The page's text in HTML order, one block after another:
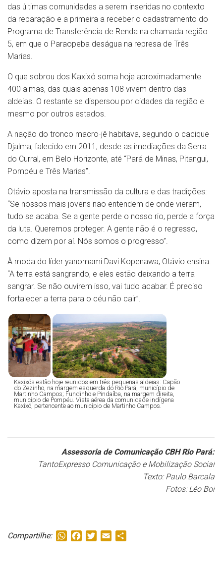
das últimas comunidades a serem inseridas no contexto
da reparação e a primeira a receber o cadastramento do
Programa de Transferência de Renda na chamada região
5, em que o Paraopeba deságua na represa de Três
Marias.
O que sobrou dos Kaxixó soma hoje aproximadamente
400 almas, das quais apenas 108 vivem dentro das
aldeias. O restante se dispersou por cidades da região e
mesmo por outros estados.
A nação do tronco macro-jê habitava, segundo o cacique
Djalma, falecido em 2011, desde as imediações da Serra
do Curral, em Belo Horizonte, até “Pará de Minas, Pitangui,
Pompéu e Três Marias”.
Otávio aposta na transmissão da cultura e das tradições:
“Se nossos mais jovens não entendem de onde vieram,
tudo se acaba. Se a gente perde o nosso rio, perde a força
da luta. Queremos proteger. A gente não é o regresso,
como dizem por aí. Nós somos o progresso”.
À moda do líder yanomami Davi Kopenawa, Otávio ensina:
“A terra está sangrando, e eles estão deixando a terra
sangrar. Se não ouvirem isso, vai tudo acabar. É preciso
fortalecer a terra para o céu não cair”.
Kaxixós estão hoje reunidos em três pequenas aldeias: Capão
do Zezinho, na margem esquerda do Rio Pará, município de
Martinho Campos; Fundinho e Pindaíba, na margem direita,
município de Pompéu. Vista aérea da comunidade indígena
Kaxixó, pertencente ao município de Martinho Campos.
Assessoria de Comunicação CBH Rio Pará:
TantoExpresso Comunicação e Mobilização Social
Texto: Paulo Barcala
Fotos: Léo Boi
Compartilhe: WhatsApp
FacebookTwitterEmail